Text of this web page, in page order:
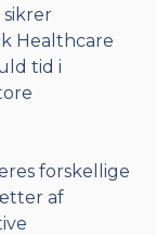
Healthcare
tid i
forskellige
af